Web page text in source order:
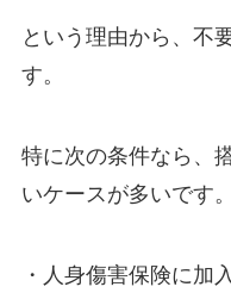
という理由から、不
す。
特に次の条件なら、
いケースが多いです。
・人身傷害保険に加